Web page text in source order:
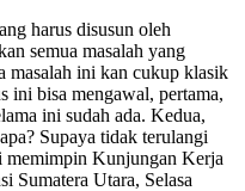
harus disusun oleh
semua masalah yang
masalah ini kan cukup klasik
ini bisa mengawal, pertama,
ini sudah ada. Kedua,
Supaya tidak terulangi
memimpin Kunjungan Kerja
Sumatera Utara, Selasa